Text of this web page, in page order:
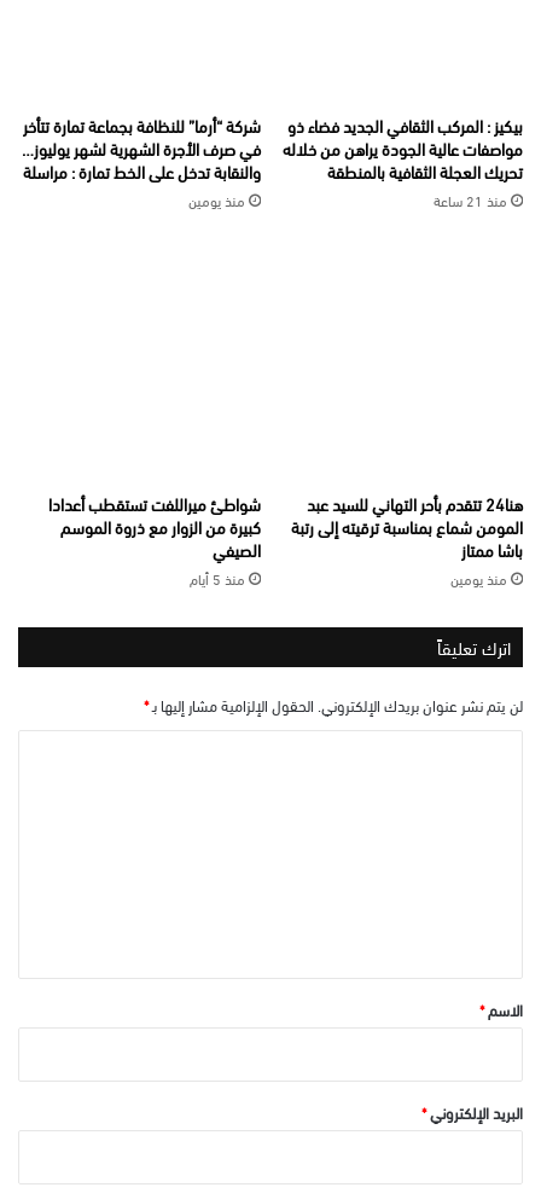
بيكيز : المركب الثقافي الجديد فضاء ذو
مواصفات عالية الجودة يراهن من خلاله
تحريك العجلة الثقافية بالمنطقة
منذ 21 ساعة
شركة “أرما” للنظافة بجماعة تمارة تتأخر
في صرف الأجرة الشهرية لشهر يوليوز…
والنقابة تدخل على الخط تمارة : مراسلة
منذ يومين
هنا24 تتقدم بأحر التهاني للسيد عبد
المومن شماع بمناسبة ترقيته إلى رتبة
باشا ممتاز
منذ يومين
شواطئ ميراللفت تستقطب أعدادا
كبيرة من الزوار مع ذروة الموسم
الصيفي
منذ 5 أيام
اترك تعليقاً
لن يتم نشر عنوان بريدك الإلكتروني. الحقول الإلزامية مشار إليها بـ*
*الاسم*
البريد الإلكتروني*